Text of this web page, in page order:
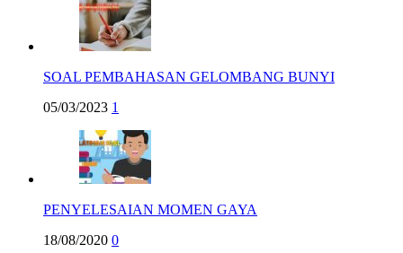
SOAL PEMBAHASAN GELOMBANG BUNYI
05/03/2023 1
PENYELESAIAN MOMEN GAYA
18/08/2020 0